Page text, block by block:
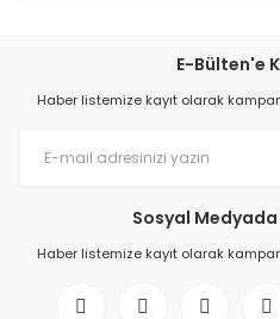
E-Bülten'e
Haber listemize kayıt olarak
Sosyal Medyada
Haber listemize kayıt olarak